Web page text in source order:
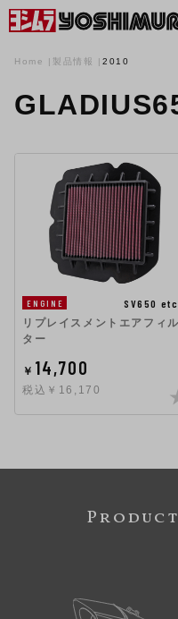
Home 製品情報 2010
ENGINE
SV650
リプレイスメントエアフィル
ター
￥ 14,700
税込￥16,170